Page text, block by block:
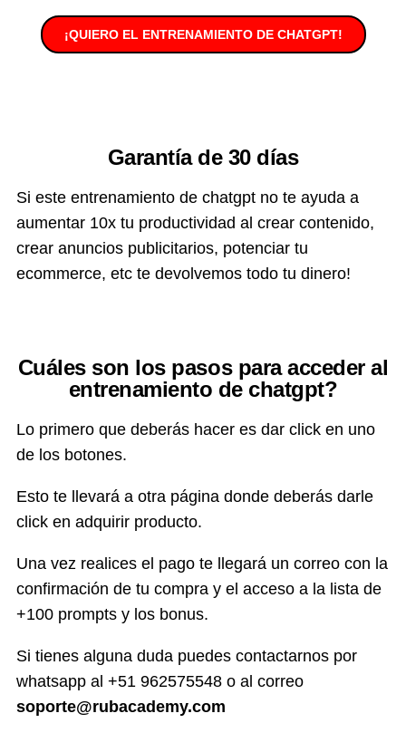
¡QUIERO EL ENTRENAMIENTO DE CHATGPT!
Garantía de 30 días
Si este entrenamiento de chatgpt no te ayuda a
aumentar 10x tu productividad al crear contenido,
crear anuncios publicitarios, potenciar tu
ecommerce, etc te devolvemos todo tu dinero!
Cuáles son los pasos para acceder al
entrenamiento de chatgpt?
Lo primero que deberás hacer es dar click en uno
de los botones.
Esto te llevará a otra página donde deberás darle
click en adquirir producto.
Una vez realices el pago te llegará un correo con la
confirmación de tu compra y el acceso a la lista de
+100 prompts y los bonus.
Si tienes alguna duda puedes contactarnos por
whatsapp al +51 962575548 o al correo
soporte@rubacademy.com